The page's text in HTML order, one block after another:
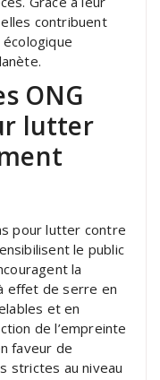
contribuent
ONG
lutter
pour lutter contre
le public
la
effet de serre en
et en
de l’empreinte
faveur de
strictes au niveau